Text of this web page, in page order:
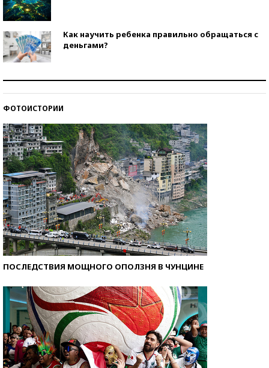
Как научить ребенка правильно обращаться с
деньгами?
ФОТОИСТОРИИ
ПОСЛЕДСТВИЯ МОЩНОГО ОПОЛЗНЯ В ЧУНЦИНЕ